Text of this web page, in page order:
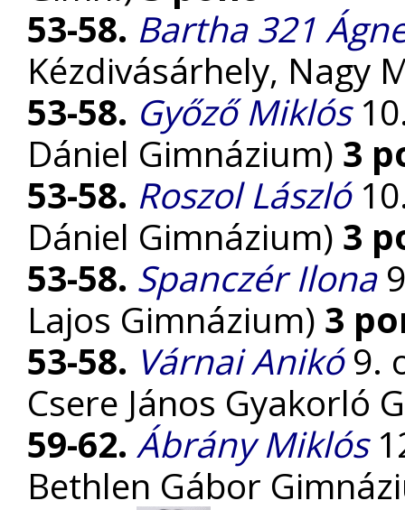
53-58. Bartha 321
Kézdivásárhely, Nagy
53-58. Győző Miklós
Dániel Gimnázium) 3
53-58. Roszol László
Dániel Gimnázium) 3
53-58. Spanczér Ilona
Lajos Gimnázium) 3
53-58. Várnai Anikó9.
Csere János Gyakorló
59-62. Ábrány Miklós
Bethlen Gábor